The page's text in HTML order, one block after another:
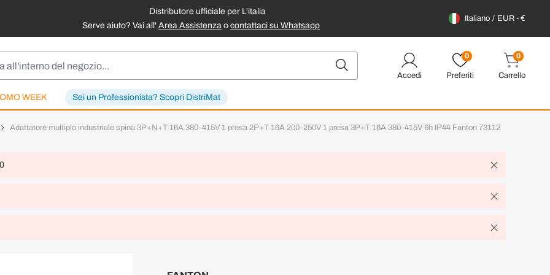
Distributore ufficiale per L'italia
Serve aiuto? Vai all' Area Assistenza o contattaci su Whatsapp
Italiano EUR - €
WEEK Sei un Professionista? Scopri DistriMat
Accedi
0
Preferiti
0
Carrello
Adattatore multiplo industriale spina 3P+N+T 16A 380-415V 1 presa 2P+T 16A 200-250V 1 presa 3P+T 16A 380-415V 6h IP44 Fanton 73112